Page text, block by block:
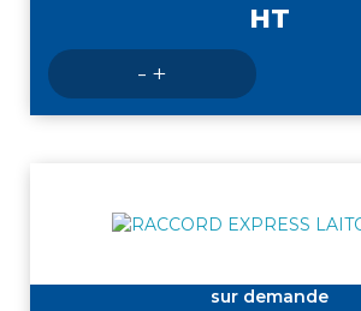
HT
- Nombre
de
produits
+
sur demande